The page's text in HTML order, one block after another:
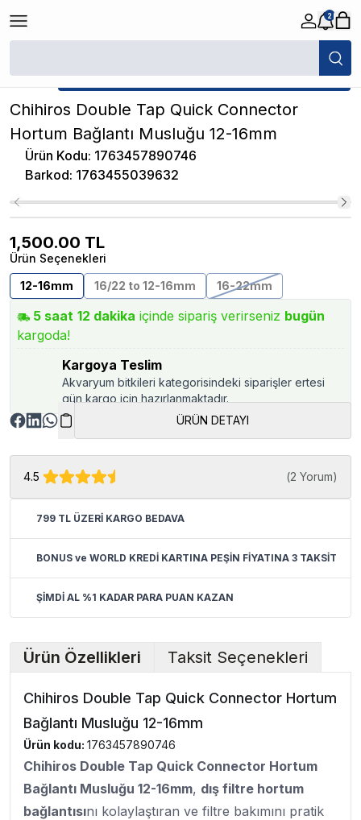
2
/ Chihiros Double Tap Quick
★ Atakan Petshop, Chihiros yetkili satıcısıdır.
Chihiros Double Tap Quick Connector
Hortum Bağlantı Musluğu 12-16mm
Ürün Kodu: 1763457890746
Barkod: 1763455039632
1,500.00 TL
Ürün Seçenekleri
12-16mm
16/22 to 12-16mm 16-22mm
5 saat 12 dakika içinde sipariş verirseniz bugün
kargoda!
Kargoya Teslim
Akvaryum bitkileri kategorisindeki siparişler ertesi
gün kargo için hazırlanmaktadır.
ÜRÜN DETAYI
4.5 (2 Yorum)
799 TL ÜZERİ KARGO BEDAVA
BONUS ve WORLD KREDİ KARTINA PEŞİN FİYATINA 3 TAKSİT
ŞİMDİ AL %1 KADAR PARA PUAN KAZAN
Ürün Özellikleri Taksit Seçenekleri
Chihiros Double Tap Quick Connector Hortum
Bağlantı Musluğu 12-16mm
Ürün kodu: 1763457890746
Chihiros Double Tap Quick Connector Hortum
Bağlantı Musluğu 12-16mm, dış filtre hortum
bağlantısını kolaylaştıran ve filtre bakımını pratik